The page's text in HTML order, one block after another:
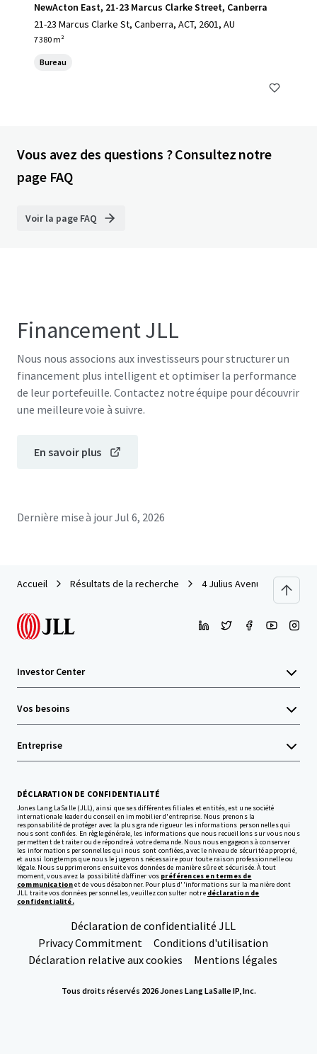
NewActon East, 21-23 Marcus Clarke Street, Canberra
21-23 Marcus Clarke St, Canberra, ACT, 2601, AU
7 380 m²
Bureau
Vous avez des questions ? Consultez notre
page FAQ
Voir la page FAQ
Financement JLL
Nous nous associons aux investisseurs pour structurer un
financement plus intelligent et optimiser la performance
de leur portefeuille. Contactez notre équipe pour découvrir
une meilleure voie à suivre.
En savoir plus
Dernière mise à jourJul 6, 2026
Accueil Résultats de la recherche 4 Julius Avenue, North
Investor Center
Vos besoins
Entreprise
DÉCLARATION DE CONFIDENTIALITÉ
Jones Lang LaSalle (JLL), ainsi que ses différentes filiales et entités, est une société
internationale leader du conseil en immobilier d'entreprise. Nous prenons la
responsabilité de protéger avec la plus grande rigueur les informations personnelles qui
nous sont confiées. En règle générale, les informations que nous recueillons sur vous nous
permettent de traiter ou de répondre à votre demande. Nous nous engageons à conserver
les informations personnelles qui nous sont confiées, avec le niveau de sécurité approprié,
et aussi longtemps que nous le jugerons nécessaire pour toute raison professionnelle ou
légale. Nous supprimerons ensuite vos données de manière sûre et sécurisée. À tout
moment, vous avez la possibilité d’affiner vos préférences en termes de
communicationet de vous désabonner. Pour plus d''informations sur la manière dont
JLL traite vos données personnelles, veuillez consulter notre déclaration de
confidentialité.
Déclaration de confidentialité JLL
Privacy Commitment
Conditions d'utilisation
Déclaration relative aux cookies
Mentions légales
Tous droits réservés 2026 Jones Lang LaSalle IP, Inc.